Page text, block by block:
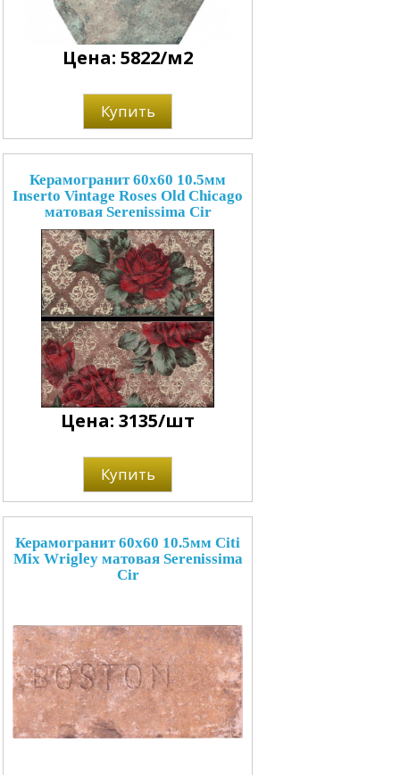
Цена: 5822/м2
Купить
Керамогранит 60x60 10.5мм
Inserto Vintage Roses Old Chicago
матовая Serenissima Cir
Цена: 3135/шт
Купить
Керамогранит 60x60 10.5мм Citi
Mix Wrigley матовая Serenissima
Cir